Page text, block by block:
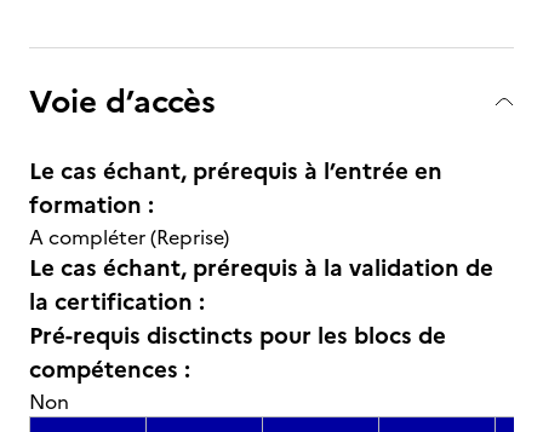
Voie d’accès
Le cas échant, prérequis à l’entrée en
formation :
A compléter (Reprise)
Le cas échant, prérequis à la validation de
la certification :
Pré-requis disctincts pour les blocs de
compétences :
Non